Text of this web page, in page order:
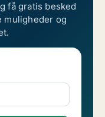
få gratis besked
muligheder og